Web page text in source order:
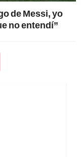
de Messi, yo
no entendí”